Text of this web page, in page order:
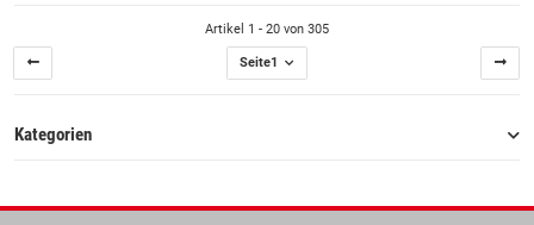
Artikel 1 - 20 von 305
Seite1
Kategorien